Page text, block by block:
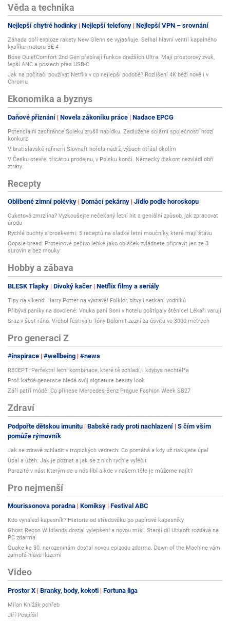
Věda a technika
Nejlepší chytré hodinky Nejlepší telefony Nejlepší VPN – srovnání
Záhada obří exploze rakety New Glenn se vyjasňuje. Selhal hlavní ventil kapalného
kyslíku motoru BE-4
Bose QuietComfort 2nd Gen přebírají funkce dražších Ultra. Mají prostorový zvuk,
lepší ANC a poslech přes USB-C
Jak na počítači používat Netflix v co nejlepší podobě? Rozlišení 4K běží nově i v
Chromu
Ekonomika a byznys
Daňové přiznání Novela zákoníku práce Nadace EPCG
Potenciální zachránce Soleku zrušil nabídku. Zadlužené solární společnosti hrozí
konkurz
V bratislavské rafinerii Slovnaft hořela nádrž, výbuch otřásl okolím
V Česku otevřel třicátou prodejnu, v Polsku končí. Německý diskont nezvládl obří
ztráty
Recepty
Oblíbené zimní polévky Domácí pekárny Jídlo podle horoskopu
Cuketová zmrzlina? Vyzkoušejte nečekaný letní hit a geniální způsob, jak zpracovat
úrodu
Rychlé buchty s broskvemi: 5 receptů na sladké letní moučníky, které mají šťávu
Oopsie bread: Proteinové pečivo lehké jako obláček zvládnete připravit jen ze 3
surovin a bez mouky
Hobby a zábava
BLESK Tlapky Divoký kačer Netflix filmy a seriály
Tipy na víkend: Harry Potter na výstavě! Folklor, bitvy i setkání vodníků
Přibývá paniky na dovolené: Vnuka paní Soni v hotelu poštípaly štěnice! Lékaři varují
Sraz v šest ráno. Vrchol festivalu Tóny Dolomit zazní za úsvitu ve 3000 metrech
Pro generaci Z
#inspirace #wellbeing #news
RECEPT: Perfektní letní kombinace, které tě zchladí, i kdybys nechtěl*a
Proč každá generace hledá svůj signature beauty look
Září patří módě: Co přinese Mercedes-Benz Prague Fashion Week SS27
Zdraví
Podpořte dětskou imunitu Babské rady proti nachlazení S čím vším
pomůže rýmovník
Jak se zdravě zchladit v tropických vedrech: Co pomáhá a kdy už riskujete úpal
Úpal a úžeh: Jak je poznat a jak se z nich rychle vyléčit
Parazité v nás: Kterým se u nás líbí a kde v našem těle je můžeme najít?
Pro nejmenší
Mourissonova poradna Komiksy Festival ABC
Kdo vynalezl kapesník? Historie od středověku po papírové kapesníky
Ghost Recon Wildlands dostal vylepšení a novou misi. Starší díl Ubisoft rozdává na
PC zdarma
Quake ke 30. narozeninám dostal novou epizodu zdarma. Dawn of the Machine vám
zamotá hlavu iluzemi
Video
Prostor X Branky, body, kokoti Fortuna liga
Milan Knížák pohřeb
Jiří Pospíšil